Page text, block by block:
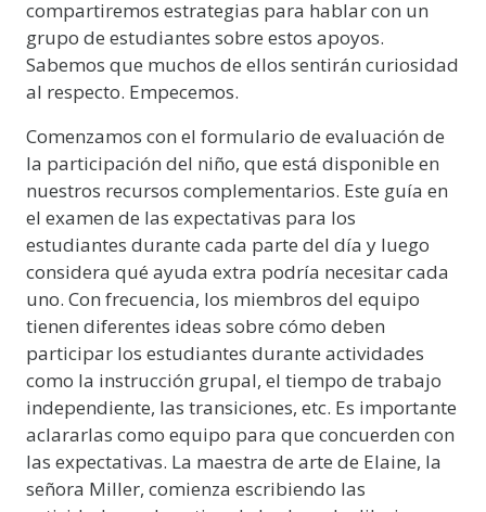
compartiremos estrategias para hablar con un
grupo de estudiantes sobre estos apoyos.
Sabemos que muchos de ellos sentirán curiosidad
al respecto. Empecemos.
Comenzamos con el formulario de evaluación de
la participación del niño, que está disponible en
nuestros recursos complementarios. Este guía en
el examen de las expectativas para los
estudiantes durante cada parte del día y luego
considera qué ayuda extra podría necesitar cada
uno. Con frecuencia, los miembros del equipo
tienen diferentes ideas sobre cómo deben
participar los estudiantes durante actividades
como la instrucción grupal, el tiempo de trabajo
independiente, las transiciones, etc. Es importante
aclararlas como equipo para que concuerden con
las expectativas. La maestra de arte de Elaine, la
señora Miller, comienza escribiendo las